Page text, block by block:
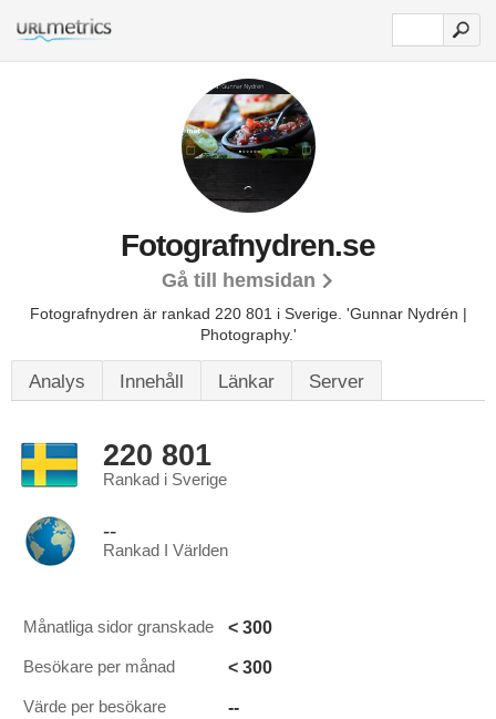
Fotografnydren.se
Gå till hemsidan
Fotografnydren är rankad 220 801 i Sverige. 'Gunnar Nydrén |
Photography.'
Analys Innehåll Länkar Server
220 801
Rankad i Sverige
--
Rankad I Världen
Månatliga sidor granskade < 300
Besökare per månad < 300
Värde per besökare --